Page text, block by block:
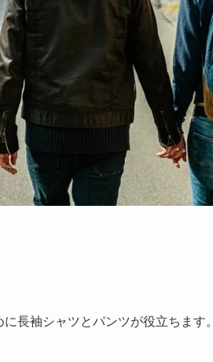
長袖シャツとパンツが役立ちます。